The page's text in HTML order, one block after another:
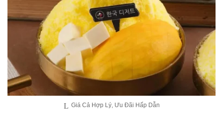
Giá Cả Hợp Lý, Ưu Đãi Hấp Dẫn